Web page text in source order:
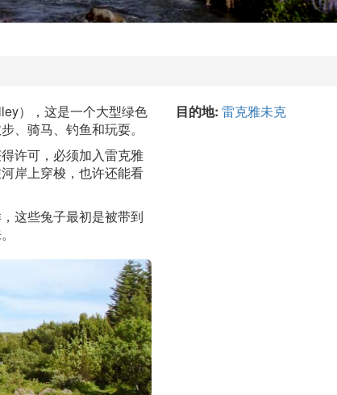
），这是一个大型绿色
、骑马、钓鱼和玩耍。
许可，必须加入雷克雅
岸上穿梭，也许还能看
这些兔子最初是被带到
目的地: 雷克雅未克